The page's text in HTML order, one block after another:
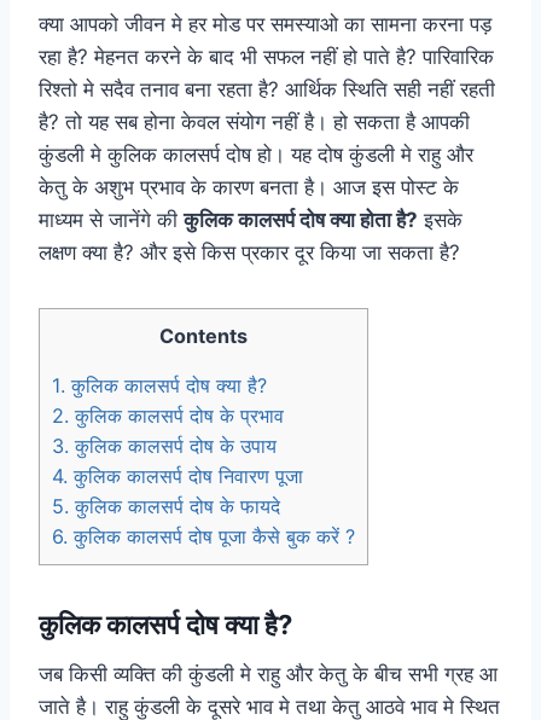
क्या आपको जीवन मे हर मोड पर समस्याओ का सामना करना पड़
रहा है? मेहनत करने के बाद भी सफल नहीं हो पाते है? पारिवारिक
रिश्तो मे सदैव तनाव बना रहता है? आर्थिक स्थिति सही नहीं रहती
है? तो यह सब होना केवल संयोग नहीं है। हो सकता है आपकी
कुंडली मे कुलिक कालसर्प दोष हो। यह दोष कुंडली मे राहु और
केतु के अशुभ प्रभाव के कारण बनता है। आज इस पोस्ट के
माध्यम से जानेंगे कीकुलिक कालसर्प दोष क्या होता है? इसके
लक्षण क्या है? और इसे किस प्रकार दूर किया जा सकता है?
Contents
1. कुलिक कालसर्प दोष क्या है?
2. कुलिक कालसर्प दोष के प्रभाव
3. कुलिक कालसर्प दोष के उपाय
4. कुलिक कालसर्प दोष निवारण पूजा
5. कुलिक कालसर्प दोष के फायदे
6. कुलिक कालसर्प दोष पूजा कैसे बुक करें ?
कुलिक कालसर्प दोष क्या है?
जब किसी व्यक्ति की कुंडली मे राहु और केतु के बीच सभी ग्रह आ
जाते है। राहु कुंडली के दूसरे भाव मे तथा केतु आठवे भाव मे स्थित